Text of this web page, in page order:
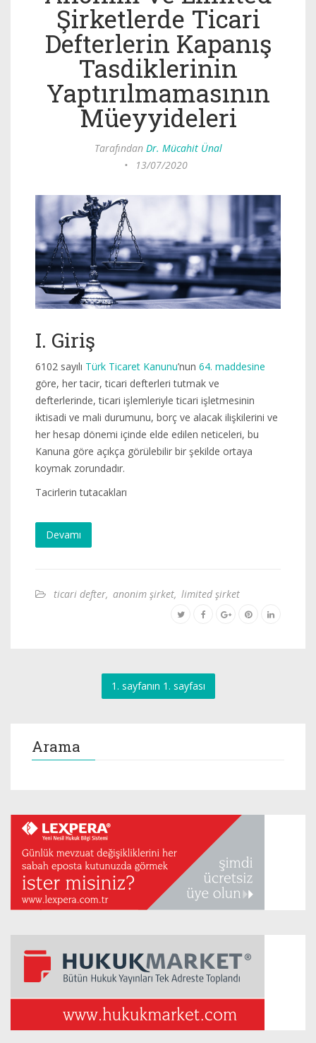
Şirketlerde Ticari
Defterlerin Kapanış
Tasdiklerinin
Yaptırılmamasının
Müeyyideleri
Tarafından Dr. Mücahit Ünal
•
13/07/2020
I. Giriş
6102 sayılı Türk Ticaret Kanunu’nun 64. maddesine
göre, her tacir, ticari defterleri tutmak ve
defterlerinde, ticari işlemleriyle ticari işletmesinin
iktisadi ve mali durumunu, borç ve alacak ilişkilerini ve
her hesap dönemi içinde elde edilen neticeleri, bu
Kanuna göre açıkça görülebilir bir şekilde ortaya
koymak zorundadır.
Tacirlerin tutacakları
Devamı
ticari defter, anonim şirket, limited şirket
1. sayfanın 1. sayfası
Arama